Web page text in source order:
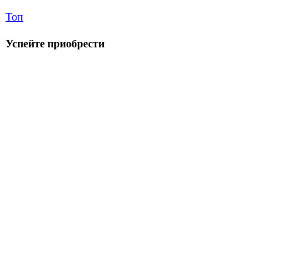
Топ
Успейте приобрести